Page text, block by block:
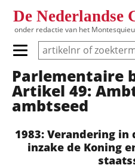
De Nederlandse
onder redactie van het
Primair menu tonen/
Hoofdnavigatie
Parlementaire
Artikel 49:
ambtseed
1983: Verandering
inzake de Koning